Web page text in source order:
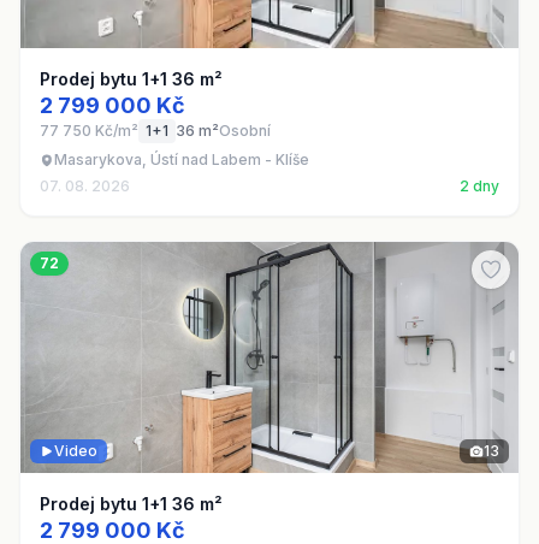
Prodej bytu 1+1 36 m²
2 799 000 Kč
77 750 Kč/m² 1+1 36 m²Osobní
Masarykova, Ústí nad Labem - Klíše
07. 08. 2026
2 dny
72
13
Video
Prodej bytu 1+1 36 m²
2 799 000 Kč